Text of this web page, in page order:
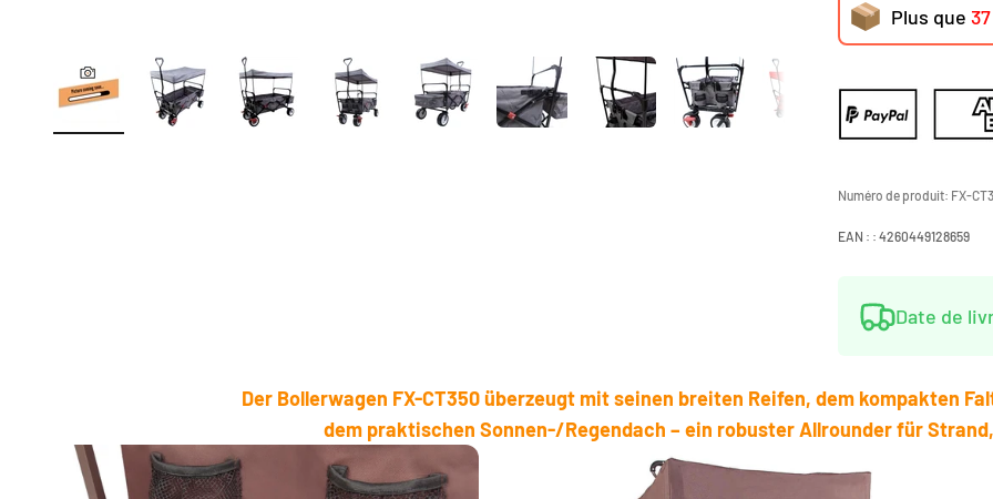
Plus que 37
Numéro de produit: FX-
EAN : : 4260449128659
Date de
Der Bollerwagen FX-CT350 überzeugt mit seinen breiten Reifen, dem kompakten
dem praktischen Sonnen-/Regendach – ein robuster Allrounder für